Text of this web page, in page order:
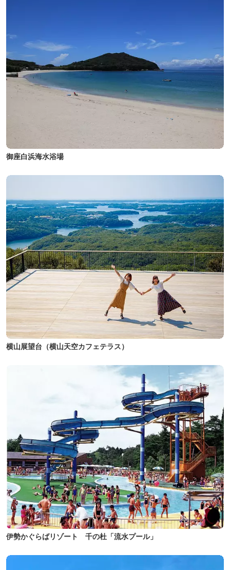
御座白浜海水浴場
横山展望台（横山天空カフェテラス）
伊勢かぐらばリゾート 千の杜「流水プール」